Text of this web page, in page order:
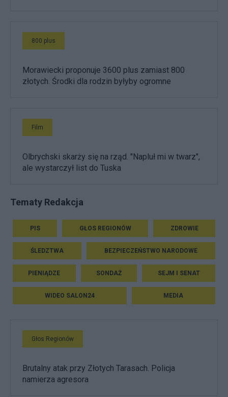
800 plus
Morawiecki proponuje 3600 plus zamiast 800
złotych. Środki dla rodzin byłyby ogromne
Film
Olbrychski skarży się na rząd. "Napluł mi w twarz",
ale wystarczył list do Tuska
Tematy Redakcja
PIS GŁOS REGIONÓW ZDROWIE
ŚLEDZTWA BEZPIECZEŃSTWO NARODOWE
PIENIĄDZE SONDAŻ SEJM I SENAT
WIDEO SALON24 MEDIA
Głos Regionów
Brutalny atak przy Złotych Tarasach. Policja
namierza agresora